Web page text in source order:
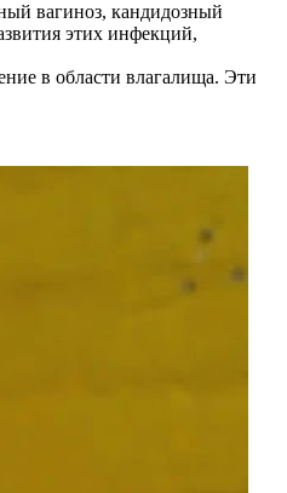
вагиноз, кандидозный
этих инфекций,
в области влагалища. Эти